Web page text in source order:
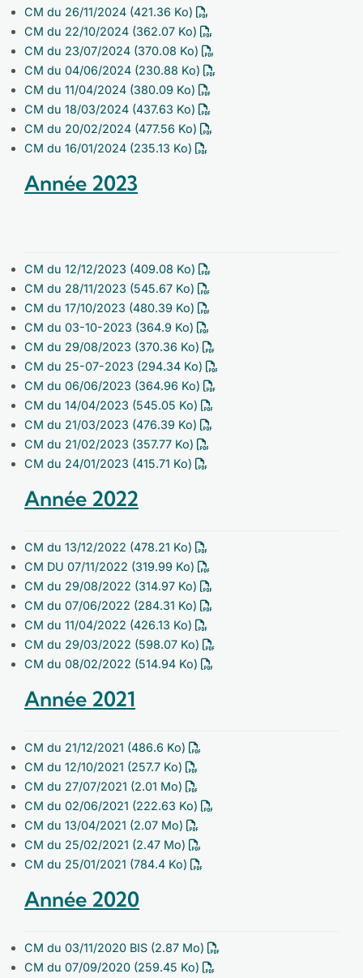
CM du 26/11/2024 (421.36 Ko)
CM du 22/10/2024 (362.07 Ko)
CM du 23/07/2024 (370.08 Ko)
CM du 04/06/2024 (230.88 Ko)
CM du 11/04/2024 (380.09 Ko)
CM du 18/03/2024 (437.63 Ko)
CM du 20/02/2024 (477.56 Ko)
CM du 16/01/2024 (235.13 Ko)
Année 2023
CM du 12/12/2023 (409.08 Ko)
CM du 28/11/2023 (545.67 Ko)
CM du 17/10/2023 (480.39 Ko)
CM du 03-10-2023 (364.9 Ko)
CM du 29/08/2023 (370.36 Ko)
CM du 25-07-2023 (294.34 Ko)
CM du 06/06/2023 (364.96 Ko)
CM du 14/04/2023 (545.05 Ko)
CM du 21/03/2023 (476.39 Ko)
CM du 21/02/2023 (357.77 Ko)
CM du 24/01/2023 (415.71 Ko)
Année 2022
CM du 13/12/2022 (478.21 Ko)
CM DU 07/11/2022 (319.99 Ko)
CM du 29/08/2022 (314.97 Ko)
CM du 07/06/2022 (284.31 Ko)
CM du 11/04/2022 (426.13 Ko)
CM du 29/03/2022 (598.07 Ko)
CM du 08/02/2022 (514.94 Ko)
Année 2021
CM du 21/12/2021 (486.6 Ko)
CM du 12/10/2021 (257.7 Ko)
CM du 27/07/2021 (2.01 Mo)
CM du 02/06/2021 (222.63 Ko)
CM du 13/04/2021 (2.07 Mo)
CM du 25/02/2021 (2.47 Mo)
CM du 25/01/2021 (784.4 Ko)
Année 2020
CM du 03/11/2020 BIS (2.87 Mo)
CM du 07/09/2020 (259.45 Ko)